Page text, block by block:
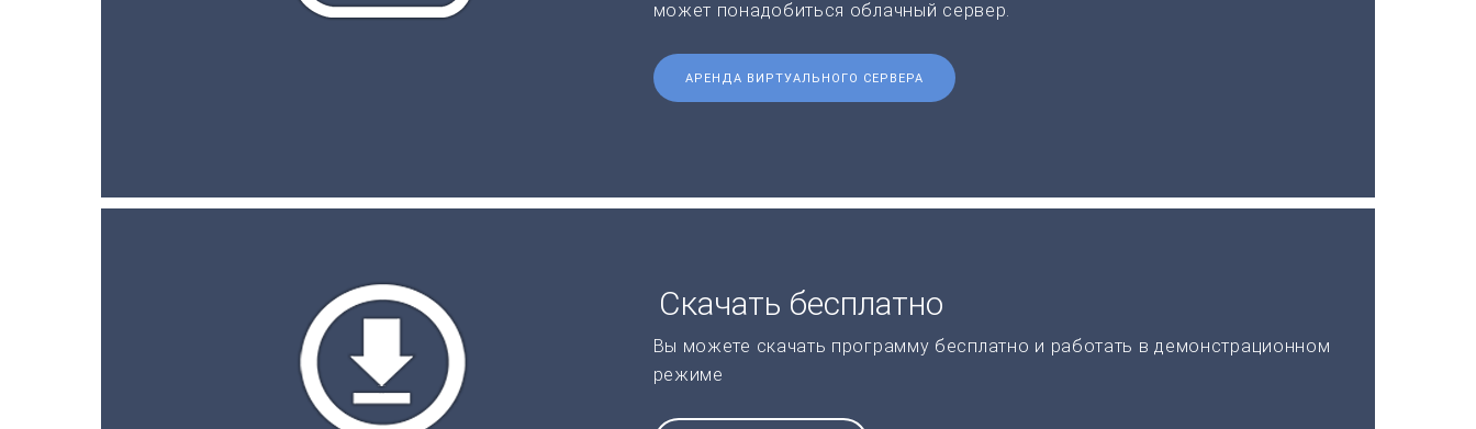
может понадобиться облачный сервер.
АРЕНДА ВИРТУАЛЬНОГО СЕРВЕРА
Скачать бесплатно
Вы можете скачать программу бесплатно и работать в демонстрационном
режиме